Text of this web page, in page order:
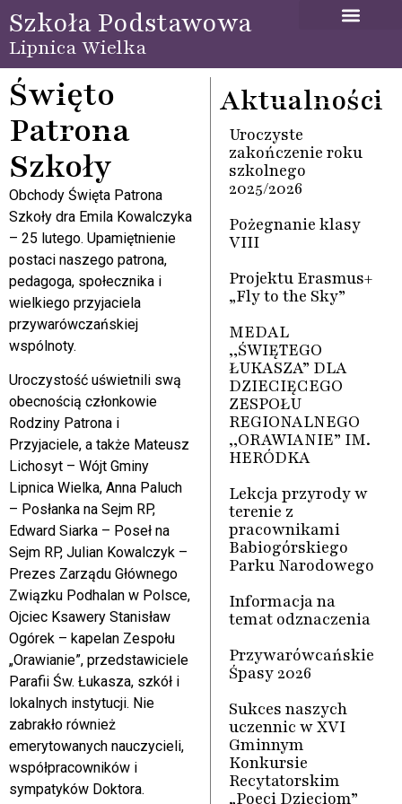
Szkoła Podstawowa
Lipnica Wielka
Święto
Patrona
Szkoły
Obchody Święta Patrona
Szkoły dra Emila Kowalczyka
– 25 lutego. Upamiętnienie
postaci naszego patrona,
pedagoga, społecznika i
wielkiego przyjaciela
przywarówczańskiej
wspólnoty.
Uroczystość uświetnili swą
obecnością członkowie
Rodziny Patrona i
Przyjaciele, a także Mateusz
Lichosyt – Wójt Gminy
Lipnica Wielka, Anna Paluch
– Posłanka na Sejm RP,
Edward Siarka – Poseł na
Sejm RP, Julian Kowalczyk –
Prezes Zarządu Głównego
Związku Podhalan w Polsce,
Ojciec Ksawery Stanisław
Ogórek – kapelan Zespołu
„Orawianie”, przedstawiciele
Parafii Św. Łukasza, szkół i
lokalnych instytucji. Nie
zabrakło również
emerytowanych nauczycieli,
współpracowników i
sympatyków Doktora.
Aktualności
Uroczyste
zakończenie roku
szkolnego
2025/2026
Pożegnanie klasy
VIII
Projektu Erasmus+
„Fly to the Sky”
MEDAL
,,ŚWIĘTEGO
ŁUKASZA” DLA
DZIECIĘCEGO
ZESPOŁU
REGIONALNEGO
,,ORAWIANIE” IM.
HERÓDKA
Lekcja przyrody w
terenie z
pracownikami
Babiogórskiego
Parku Narodowego
Informacja na
temat odznaczenia
Przywarówcańskie
Śpasy 2026
Sukces naszych
uczennic w XVI
Gminnym
Konkursie
Recytatorskim
„Poeci Dzieciom”